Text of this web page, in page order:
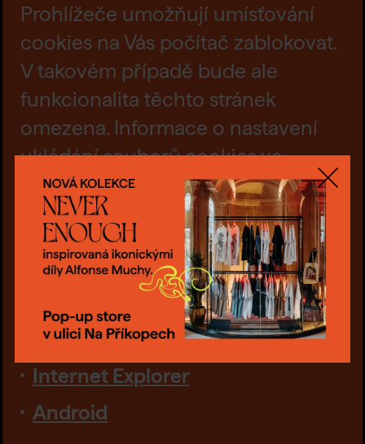
Prohlížeče umožňují umísťování
cookies na Vás počítač zablokovat.
V takovém případě bude ale
funkcionalita těchto stránek
omezena. Informace o nastavení
ukládání souborů cookies ve
Vašem prohlížeči najdete na
stránkách poskytovatele
konkrétního prohlížeče:
Firefox
Internet Explorer
Android